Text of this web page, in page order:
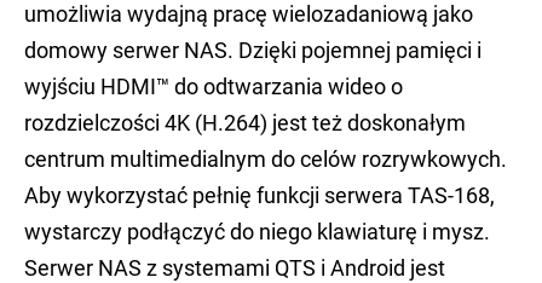
umożliwia wydajną pracę wielozadaniową jako
domowy serwer NAS. Dzięki pojemnej pamięci i
wyjściu HDMI™ do odtwarzania wideo o
rozdzielczości 4K (H.264) jest też doskonałym
centrum multimedialnym do celów rozrywkowych.
Aby wykorzystać pełnię funkcji serwera TAS-168,
wystarczy podłączyć do niego klawiaturę i mysz.
Serwer NAS z systemami QTS i Android jest